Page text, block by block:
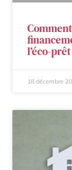
l’éco-
18 décembre